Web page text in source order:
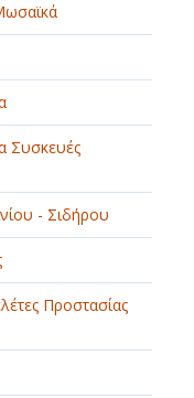
Συσκευές
- Σιδήρου
Προστασίας